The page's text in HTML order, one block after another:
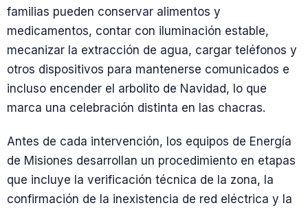
familias pueden conservar alimentos y
medicamentos, contar con iluminación estable,
mecanizar la extracción de agua, cargar teléfonos y
otros dispositivos para mantenerse comunicados e
incluso encender el arbolito de Navidad, lo que
marca una celebración distinta en las chacras.
Antes de cada intervención, los equipos de Energía
de Misiones desarrollan un procedimiento en etapas
que incluye la verificación técnica de la zona, la
confirmación de la inexistencia de red eléctrica y la